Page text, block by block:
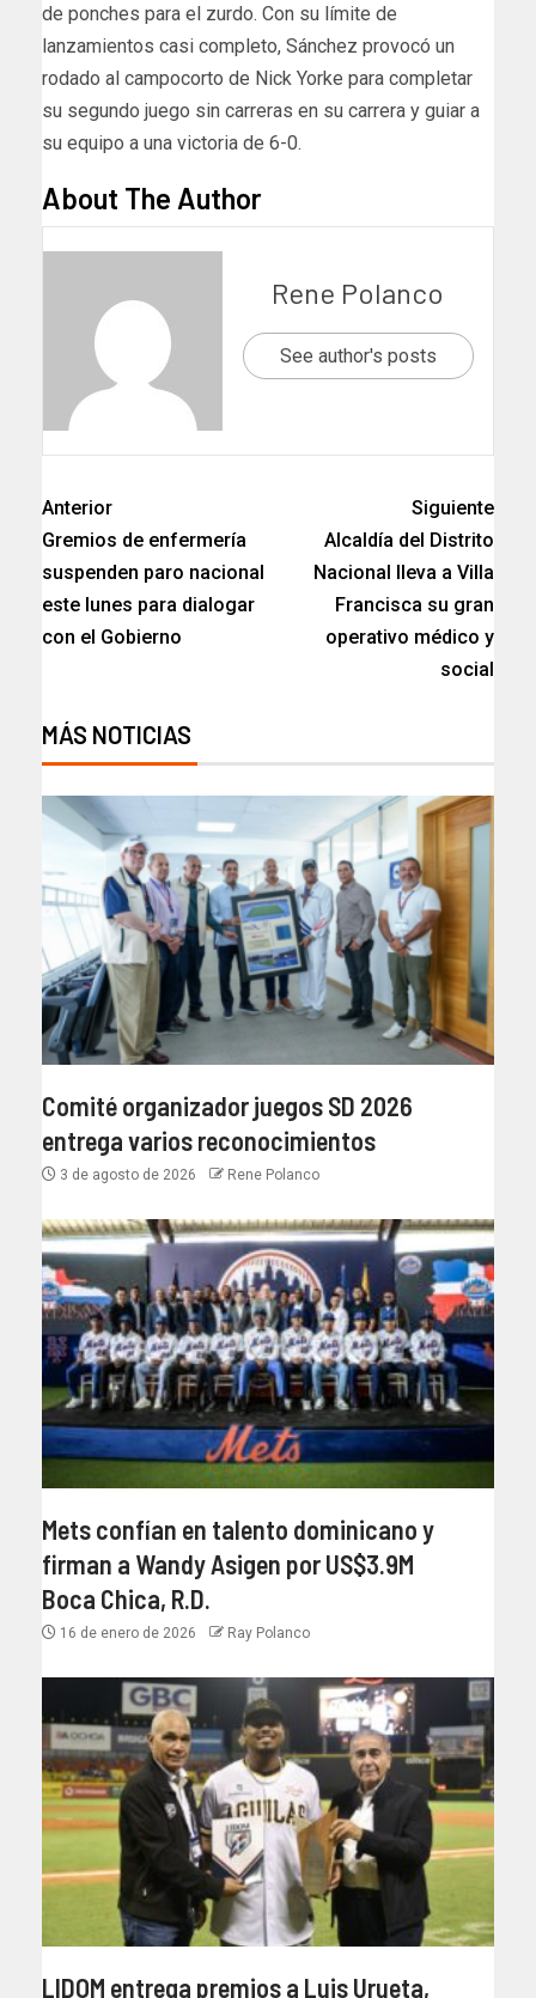
de ponches para el zurdo. Con su límite de
lanzamientos casi completo, Sánchez provocó un
rodado al campocorto de Nick Yorke para completar
su segundo juego sin carreras en su carrera y guiar a
su equipo a una victoria de 6-0.
About The Author
Rene Polanco
See author's posts
Anterior
Gremios de enfermería
suspenden paro nacional
este lunes para dialogar
con el Gobierno
Siguiente
Alcaldía del Distrito
Nacional lleva a Villa
Francisca su gran
operativo médico y
social
MÁS NOTICIAS
Comité organizador juegos SD 2026
entrega varios reconocimientos
3 de agosto de 2026 Rene Polanco
Mets confían en talento dominicano y
firman a Wandy Asigen por US$3.9M
Boca Chica, R.D.
16 de enero de 2026 Ray Polanco
LIDOM entrega premios a Luis Urueta,